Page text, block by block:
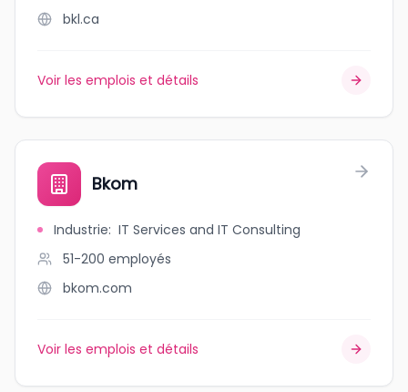
bkl.ca
Voir les emplois et détails
Bkom
Industrie: IT Services and IT Consulting
51-200 employés
bkom.com
Voir les emplois et détails